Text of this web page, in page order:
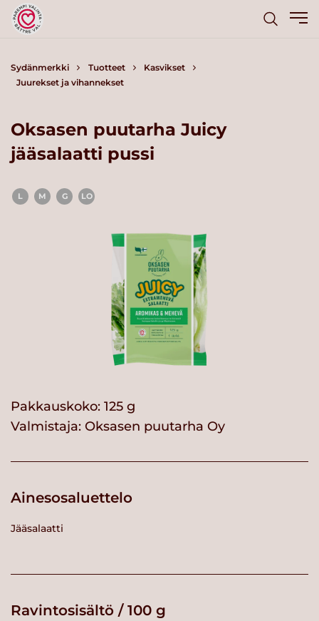
Sydänmerkki Tuotteet
Kasvikset
Juurekset ja vihannekset
Oksasen puutarha Juicy
jääsalaatti pussi
L M G LO
Pakkauskoko: 125 g
Valmistaja: Oksasen puutarha Oy
Ainesosaluettelo
Jääsalaatti
Ravintosisältö / 100 g